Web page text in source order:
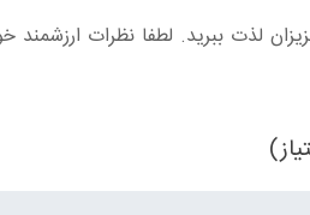
لذت ببرید. لطفا نظرات ارزشمند